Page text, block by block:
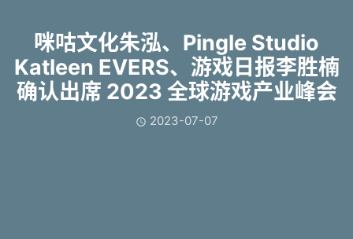
咪咕文化朱泓、Pingle Studio
Katleen EVERS、游戏日报李胜楠
确认出席 2023 全球游戏产业峰会
 2023-07-07